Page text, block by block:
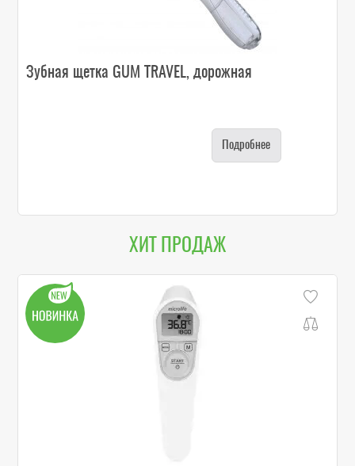
Зубная щетка GUM TRAVEL, дорожная
Подробнее
ХИТ ПРОДАЖ